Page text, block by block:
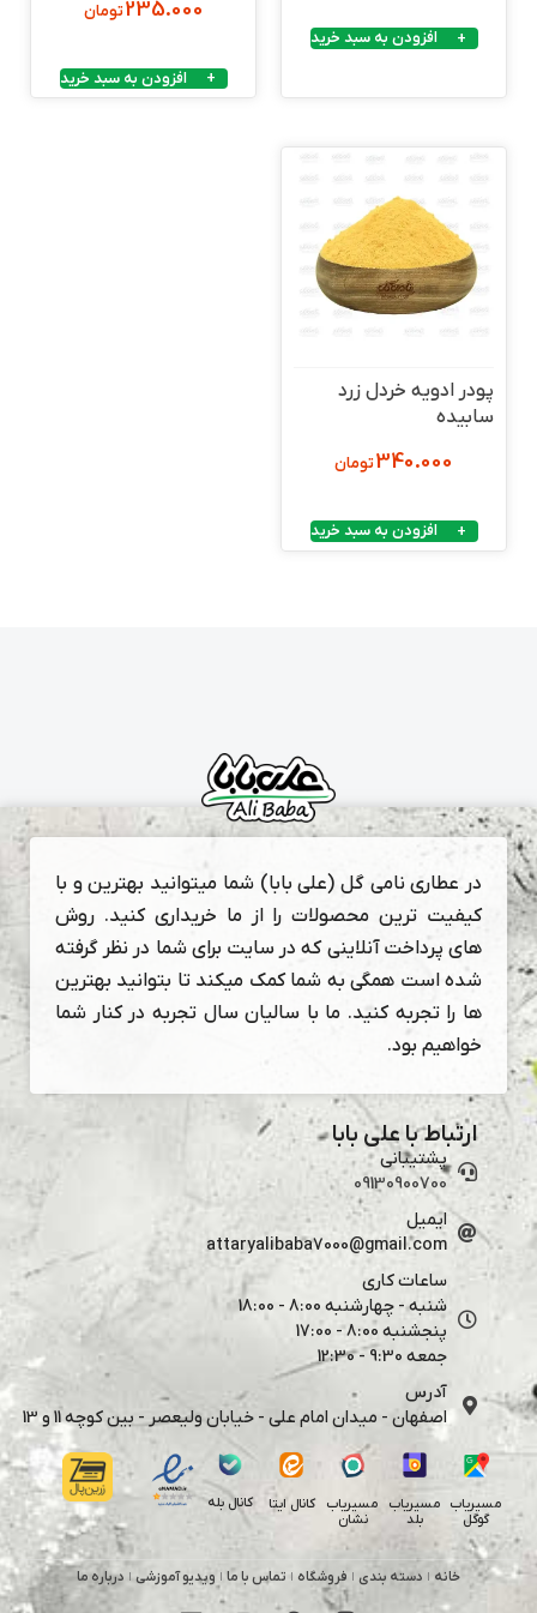
افزودن به سبد خرید
235.000تومان
افزودن به سبد خرید
پودر ادویه خردل زرد
سابیده
340.000تومان
افزودن به سبد خرید
در عطاری نامی گل (علی بابا) شما میتوانید بهترین و با
کیفیت ترین محصولات را از ما خریداری کنید. روش
های پرداخت آنلاینی که در سایت برای شما در نظر گرفته
شده است همگی به شما کمک میکند تا بتوانید بهترین
ها را تجربه کنید. ما با سالیان سال تجربه در کنار شما
خواهیم بود.
ارتباط با علی بابا
پشتیبانی
09130900700
ایمیل
attaryalibaba7000@gmail.com
ساعات کاری
شنبه - چهارشنبه 8:00 - 18:00
پنجشنبه 8:00 - 17:00
جمعه 9:30 - 12:30
آدرس
اصفهان - میدان امام علی - خیابان ولیعصر - بین کوچه 11 و 13
مسیریاب
گوگل
مسیریاب
بلد
مسیریاب
نشان
کانال ایتا کانال بله
خانه دسته بندی فروشگاه تماس با ما ویدیو آموزشی درباره ما